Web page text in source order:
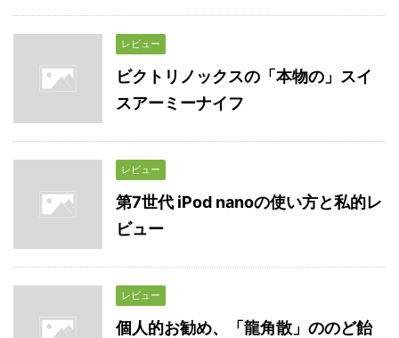
レビュー
ビクトリノックスの「本物の」スイ
スアーミーナイフ
レビュー
第7世代 iPod nanoの使い方と私的レ
ビュー
レビュー
個人的お勧め、「龍角散」ののど飴